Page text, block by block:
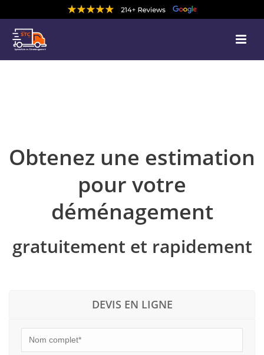
Obtenez une estimation
pour votre
déménagement
gratuitement et rapidement
DEVIS EN LIGNE